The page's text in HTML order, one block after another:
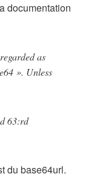
documentation
as
». Unless
63:rd
du base64url.